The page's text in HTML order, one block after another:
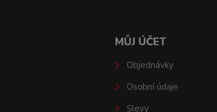
MŮJ ÚČET
Objednávky
Osobní údaje
Slevy